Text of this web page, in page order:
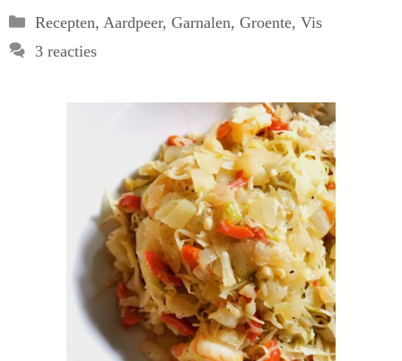
Categorieën
Recepten, Aardpeer, Garnalen, Groente, Vis
3 reacties